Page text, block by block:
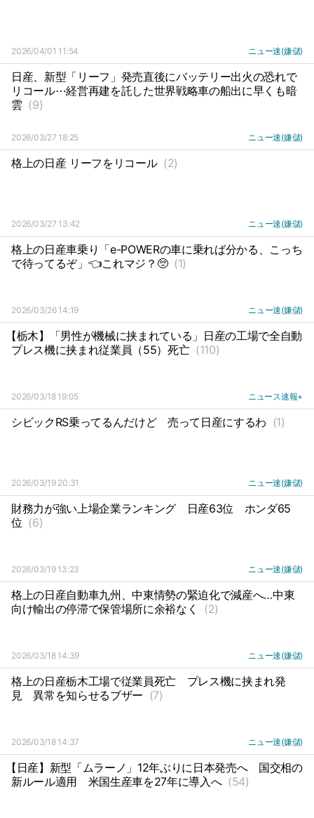
2026/04/01 11:54 ニュー速(嫌儲)
日産、新型「リーフ」発売直後にバッテリー出火の恐れで
リコール⋯経営再建を託した世界戦略車の船出に早くも暗
雲 (9)
2026/03/27 18:25 ニュー速(嫌儲)
格上の日産 リーフをリコール (2)
2026/03/27 13:42 ニュー速(嫌儲)
格上の日産車乗り「e-POWERの車に乗れば分かる、こっち
で待ってるぞ」👈これマジ？🥺 (1)
2026/03/26 14:19 ニュー速(嫌儲)
【栃木】「男性が機械に挟まれている」日産の工場で全自動
プレス機に挟まれ従業員（55）死亡 (110)
2026/03/18 19:05 ニュース速報+
シビックRS乗ってるんだけど 売って日産にするわ (1)
2026/03/19 20:31 ニュー速(嫌儲)
財務力が強い上場企業ランキング 日産63位
ホンダ65
位 (6)
2026/03/19 13:23 ニュー速(嫌儲)
格上の日産自動車九州、中東情勢の緊迫化で減産へ…中東
向け輸出の停滞で保管場所に余裕なく
(2)
2026/03/18 14:39 ニュー速(嫌儲)
格上の日産栃木工場で従業員死亡
プレス機に挟まれ発
見
異常を知らせるブザー (7)
2026/03/18 14:37 ニュー速(嫌儲)
【日産】新型「ムラーノ」12年ぶりに日本発売へ
国交相の
新ルール適用
米国生産車を27年に導入へ (54)